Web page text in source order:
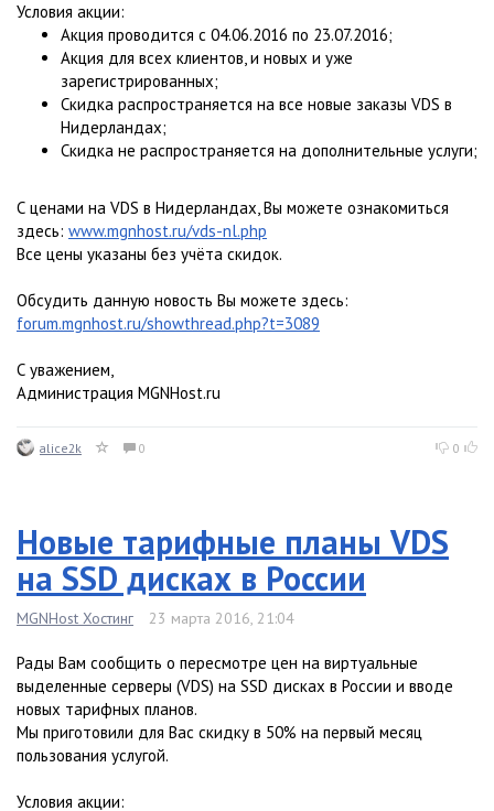
Условия акции:
Акция проводится с 04.06.2016 по 23.07.2016;
Акция для всех клиентов, и новых и уже
зарегистрированных;
Скидка распространяется на все новые заказы VDS в
Нидерландах;
Скидка не распространяется на дополнительные услуги;
С ценами на VDS в Нидерландах, Вы можете ознакомиться
здесь: www.mgnhost.ru/vds-nl.php
Все цены указаны без учёта скидок.
Обсудить данную новость Вы можете здесь:
forum.mgnhost.ru/showthread.php?t=3089
С уважением,
Администрация MGNHost.ru
alice2k 0 0
Новые тарифные планы VDS
на SSD дисках в России
MGNHost Хостинг 23 марта 2016, 21:04
Рады Вам сообщить о пересмотре цен на виртуальные
выделенные серверы (VDS) на SSD дисках в России и вводе
новых тарифных планов.
Мы приготовили для Вас скидку в 50% на первый месяц
пользования услугой.
Условия акции: